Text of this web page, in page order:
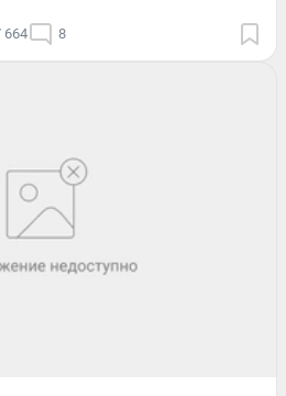
664 8